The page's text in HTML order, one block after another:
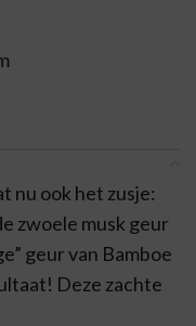
nu ook het zusje:
zwoele musk geur
geur van Bamboe
Deze zachte